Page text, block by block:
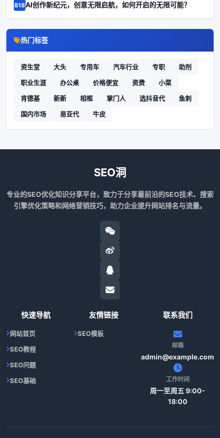
68185AI创作新纪元，创意无限启航，如何开启的无限可能？
热门标签
资生堂 大头 专用车 汽车行业 专职
助剂
职业生涯
办公桌 价格便宜 资费
小菜
肯德基
新新 相框 掌门人 选抖音代
鱼刺
国内市场
易亚代 牛皮
SEO洞
专业的SEO优化知识分享平台，致力于分享最前沿的SEO技术、搜索
引擎优化策略和网络营销技巧，助力企业提升网站排名与流量。
快速导航
网站首页
SEO教程
SEO问题
SEO基础
友情链接
SEO模板
联系我们
邮箱
admin@example.com
工作时间
周一至周五 9:00-
18:00